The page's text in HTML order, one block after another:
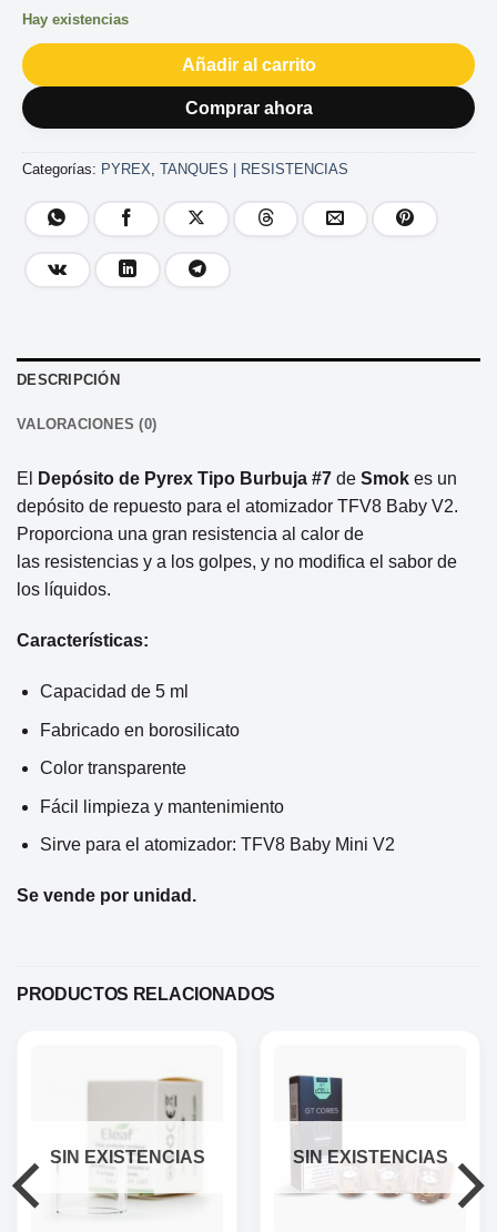
Hay existencias
Añadir al carrito
Comprar ahora
Categorías: PYREX, TANQUES | RESISTENCIAS
DESCRIPCIÓN
VALORACIONES (0)
El Depósito de Pyrex Tipo Burbuja #7 de Smok es un
depósito de repuesto para el atomizador TFV8 Baby V2.
Proporciona una gran resistencia al calor de
las resistencias y a los golpes, y no modifica el sabor de
los líquidos.
Características:
Capacidad de 5 ml
Fabricado en borosilicato
Color transparente
Fácil limpieza y mantenimiento
Sirve para el atomizador: TFV8 Baby Mini V2
Se vende por unidad.
PRODUCTOS RELACIONADOS
SIN EXISTENCIAS SIN EXISTENCIAS